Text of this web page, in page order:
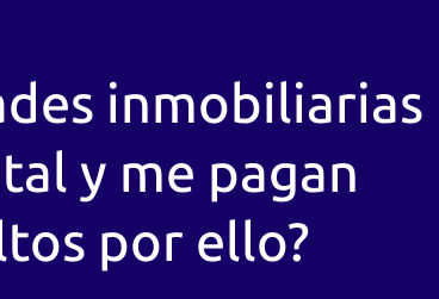
inmobiliarias
y me pagan
por ello?